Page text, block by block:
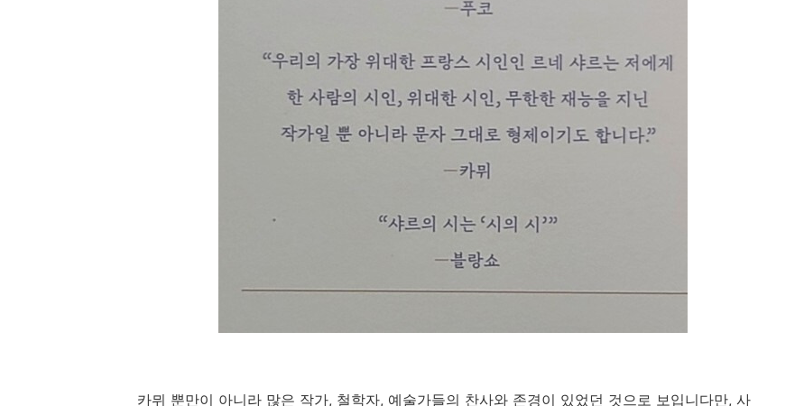
카뮈 뿐만이 아니라 많은 작가, 철학자, 예술가들의 찬사와 존경이 있었던 것으로 보입니다만, 사